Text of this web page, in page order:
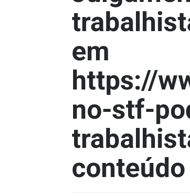
em
https://
no-stf-